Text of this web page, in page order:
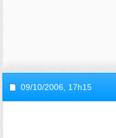
09/10/2006, 17h15